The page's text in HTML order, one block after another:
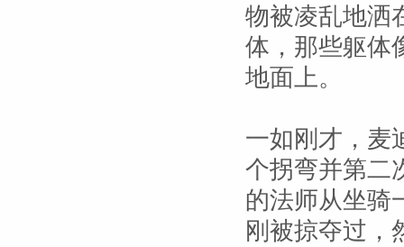
物被凌乱地洒
体，那些躯体
地面上。
一如刚才，麦
个拐弯并第二
的法师从坐骑
刚被掠夺过，